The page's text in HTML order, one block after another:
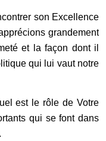
son Excellence
grandement
et la façon dont il
qui lui vaut notre
est le rôle de Votre
qui se font dans